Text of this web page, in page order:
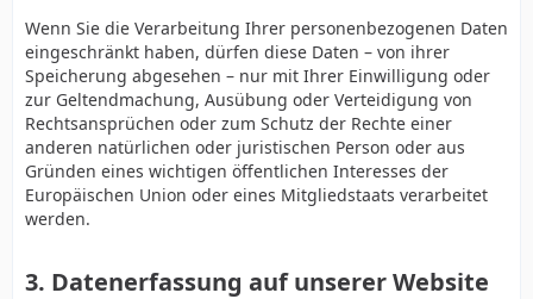
Wenn Sie die Verarbeitung Ihrer personenbezogenen Daten
eingeschränkt haben, dürfen diese Daten – von ihrer
Speicherung abgesehen – nur mit Ihrer Einwilligung oder
zur Geltendmachung, Ausübung oder Verteidigung von
Rechtsansprüchen oder zum Schutz der Rechte einer
anderen natürlichen oder juristischen Person oder aus
Gründen eines wichtigen öffentlichen Interesses der
Europäischen Union oder eines Mitgliedstaats verarbeitet
werden.
3. Datenerfassung auf unserer Website